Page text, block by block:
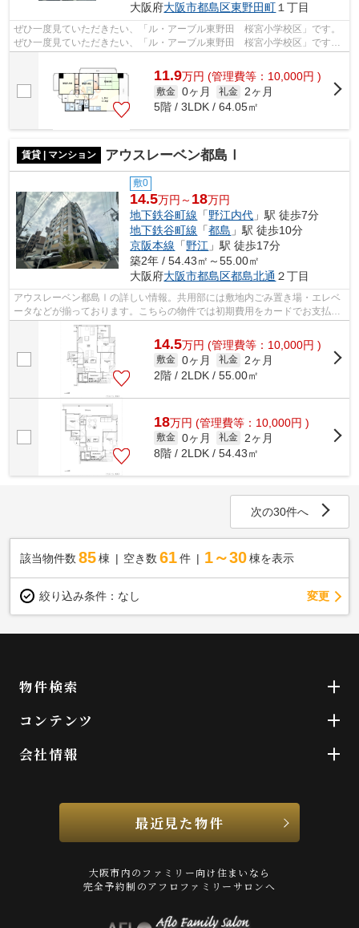
大阪府大阪市都島区東野田町１丁目
ぜひ一度見ていただきたい、「ル・アーブル東野田 桜宮小学校区」です。
ぜひ一度見ていただきたい、「ル・アーブル東野田 桜宮小学校区」です。
11.9万円 (管理費等：10,000円 )
敷金 0ヶ月 礼金
2ヶ月
5階 / 3LDK / 64.05㎡
賃貸 | マンション アウスレーベン都島Ⅰ
敷0
14.5万円～ 18万円
地下鉄谷町線 「野江内代 」駅 徒歩7分
地下鉄谷町線 「都島 」駅 徒歩10分
京阪本線 「野江 」駅 徒歩17分
築2年 / 54.43㎡～55.00㎡
大阪府大阪市都島区都島北通 ２丁目
アウスレーベン都島Ⅰの詳しい情報。共用部には敷地内ごみ置き場・エレベ
ータなどが揃っております。こちらの物件では初期費用をカードでお支払い
いただけます。外観タイル張りは、マン...
14.5万円 (管理費等：10,000円 )
敷金 0ヶ月 礼金
2ヶ月
2階 / 2LDK / 55.00㎡
18万円 (管理費等：10,000円 )
敷金 0ヶ月 礼金
2ヶ月
8階 / 2LDK / 54.43㎡
次の30件へ
該当物件数 85棟 空き数 61 件 1～30 棟を表示
絞り込み条件： なし 変更
物件検索
コンテンツ
会社情報
最近見た物件
大阪市内のファミリー向け住まいなら
完全予約制のアフロファミリーサロンへ